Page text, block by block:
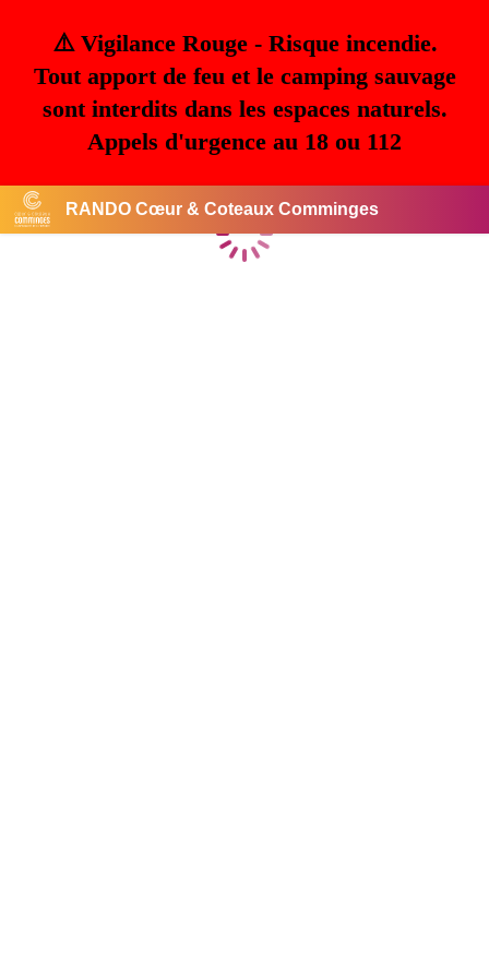
⚠️ Vigilance Rouge - Risque incendie.
Tout apport de feu et le camping sauvage
sont interdits dans les espaces naturels.
Appels d'urgence au 18 ou 112
RANDO Cœur & Coteaux Comminges
Chargement